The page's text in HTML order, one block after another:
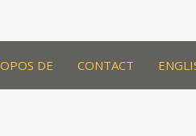
DE CONTACT